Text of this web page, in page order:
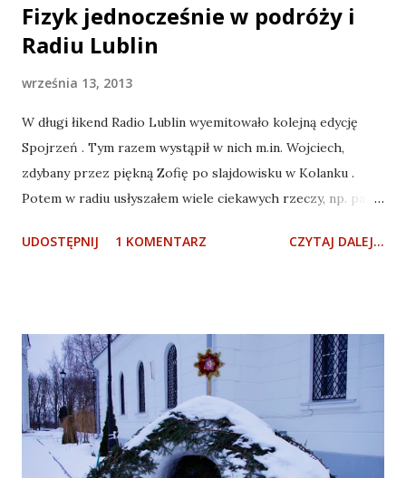
Fizyk jednocześnie w podróży i
Radiu Lublin
września 13, 2013
W długi łikend Radio Lublin wyemitowało kolejną edycję
Spojrzeń . Tym razem wystąpił w nich m.in. Wojciech,
zdybany przez piękną Zofię po slajdowisku w Kolanku .
Potem w radiu usłyszałem wiele ciekawych rzeczy, np. pan
mu będzie, w końcu jako słoik powinienem być dumny z
Także tego. Zapraszam do wysłuchania: mowa i zdjęcie, full
wypas tak zwany. O Iranie , stereotypach, podróżach i
karierze aktorskiej . Takie rzeczy tylko w Radiu Lublin !
UDOSTĘPNIJ 1 KOMENTARZ CZYTAJ DALEJ...